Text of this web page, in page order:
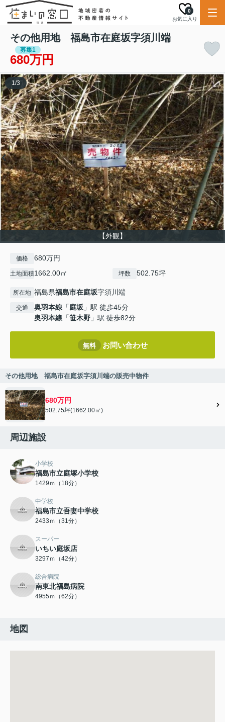
お気に入り
0
その他用地 福島市在庭坂字須川端
募集1
680万円
【外観】
1/3
価格 680万円
土地面積1662.00㎡ 坪数 502.75坪
所在地 福島県福島市在庭坂字須川端
交通 奥羽本線 「庭坂 」駅 徒歩45分
奥羽本線 「笹木野 」駅 徒歩82分
無料 お問い合わせ
その他用地 福島市在庭坂字須川端の販売中物件
680万円
502.75坪(1662.00㎡)
周辺施設
小学校
福島市立庭塚小学校
1429ｍ（18分）
中学校
福島市立吾妻中学校
2433ｍ（31分）
スーパー
いちい庭坂店
3297ｍ（42分）
総合病院
南東北福島病院
4955ｍ（62分）
地図